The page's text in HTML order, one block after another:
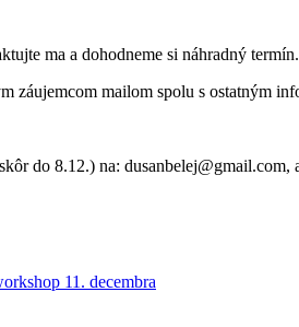
ma a dohodneme si náhradný termín.
záujemcom mailom spolu s ostatným
do 8.12.) na:
11. decembra